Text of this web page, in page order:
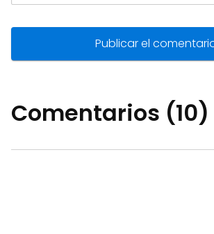
Comentarios (10)